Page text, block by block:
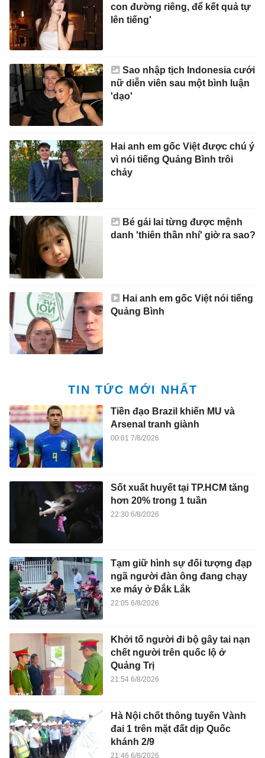
con đường riêng, để kết quả tự
lên tiếng'
Sao nhập tịch Indonesia cưới
nữ diễn viên sau một bình luận
'dạo'
Hai anh em gốc Việt được chú ý
vì nói tiếng Quảng Bình trôi
chảy
Bé gái lai từng được mệnh
danh 'thiên thần nhí' giờ ra sao?
Hai anh em gốc Việt nói tiếng
Quảng Bình
TIN TỨC MỚI NHẤT
Tiền đạo Brazil khiến MU và
Arsenal tranh giành
00:01 7/8/2026
Sốt xuất huyết tại TP.HCM tăng
hơn 20% trong 1 tuần
22:30 6/8/2026
Tạm giữ hình sự đối tượng đạp
ngã người đàn ông đang chạy
xe máy ở Đắk Lắk
22:05 6/8/2026
Khởi tố người đi bộ gây tai nạn
chết người trên quốc lộ ở
Quảng Trị
21:54 6/8/2026
Hà Nội chốt thông tuyến Vành
đai 1 trên mặt đất dịp Quốc
khánh 2/9
21:46 6/8/2026